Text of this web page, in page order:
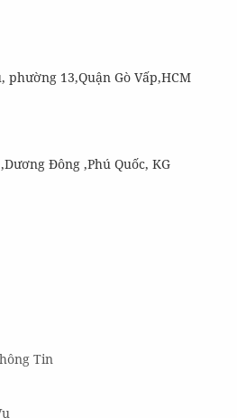
đ
Quan Khám Phá Đông Nam Đảo
phường 13,Quận Gò Vấp,HCM
Đông ,Phú Quốc, KG
Tin